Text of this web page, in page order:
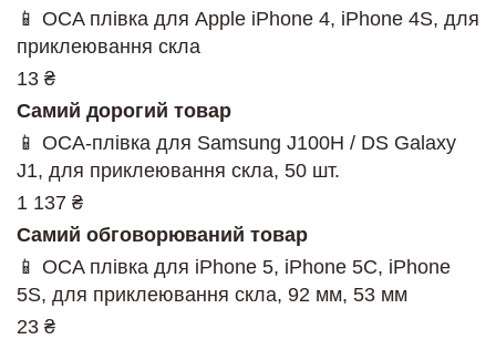
📱 OCA плівка для Apple iPhone 4, iPhone 4S, для
приклеювання скла
13 ₴
Самий дорогий товар
📱 OCA-плівка для Samsung J100H / DS Galaxy
J1, для приклеювання скла, 50 шт.
1 137 ₴
Самий обговорюваний товар
📱 OCA плівка для iPhone 5, iPhone 5C, iPhone
5S, для приклеювання скла, 92 мм, 53 мм
23 ₴